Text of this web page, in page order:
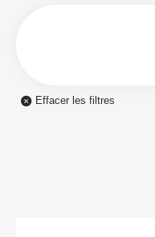
Effacer les filtres